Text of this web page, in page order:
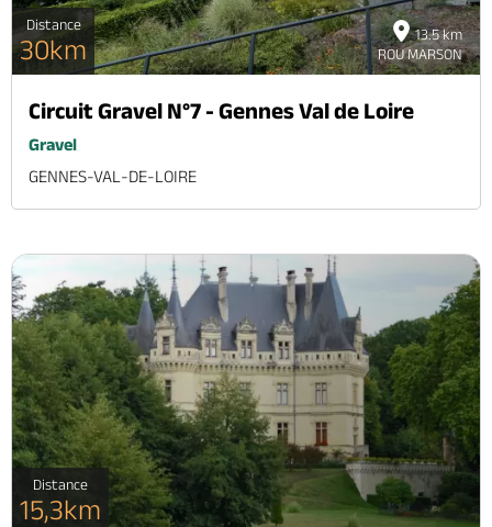
13.5 km
ROU MARSON
Distance
30km
Circuit Gravel N°7 - Gennes Val de Loire
Gravel
GENNES-VAL-DE-LOIRE
Distance
15,3km